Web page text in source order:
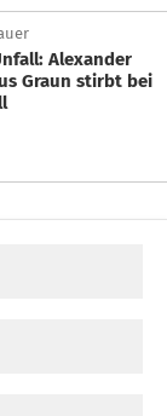
Alexander
Graun stirbt bei